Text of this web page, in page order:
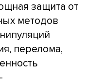
защита от
методов
перелома,